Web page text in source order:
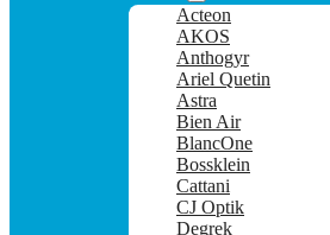
Acteon
AKOS
Anthogyr
Ariel Quetin
Astra
Bien Air
BlancOne
Bossklein
Cattani
CJ Optik
Degrek